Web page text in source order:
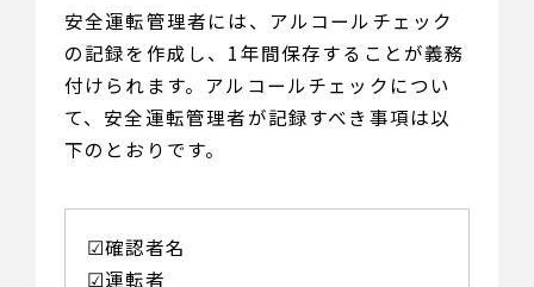
安全運転管理者には、アルコールチェック
の記録を作成し、1年間保存することが義務
付けられます。アルコールチェックについ
て、安全運転管理者が記録すべき事項は以
下のとおりです。
☑︎確認者名
☑︎運転者